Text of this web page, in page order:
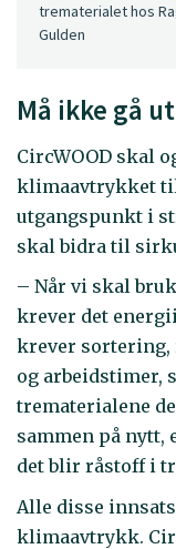
trematerialet hos
Gulden
Må ikke gå
CircWOOD skal
klimaavtrykket
utgangspunkt i
skal bidra til
– Når vi skal
krever det
krever sortering,
og arbeidstimer,
trematerialene
sammen på
det blir råstoff i
Alle disse
klimaavtrykk.